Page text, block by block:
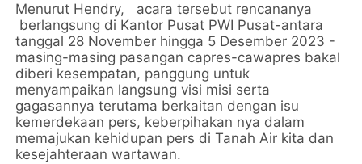
Menurut Hendry, acara tersebut rencananya
berlangsung di Kantor Pusat PWI Pusat-antara
tanggal 28 November hingga 5 Desember 2023 -
masing-masing pasangan capres-cawapres bakal
diberi kesempatan, panggung untuk
menyampaikan langsung visi misi serta
gagasannya terutama berkaitan dengan isu
kemerdekaan pers, keberpihakan nya dalam
memajukan kehidupan pers di Tanah Air kita dan
kesejahteraan wartawan.